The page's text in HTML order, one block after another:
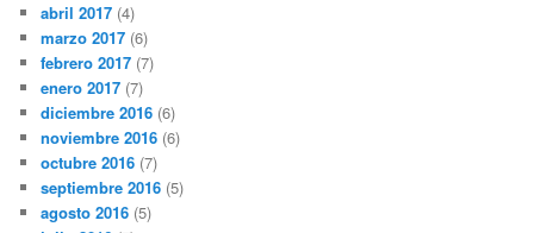
abril 2017 (4)
marzo 2017 (6)
febrero 2017 (7)
enero 2017 (7)
diciembre 2016 (6)
noviembre 2016 (6)
octubre 2016 (7)
septiembre 2016 (5)
agosto 2016 (5)